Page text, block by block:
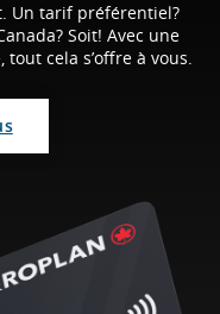
Un tarif préférentiel?
Soit! Avec une
cela s’offre à vous.